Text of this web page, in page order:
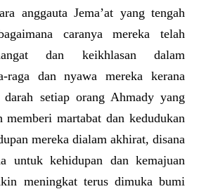
anggauta Jema’at yang tengah
caranya mereka telah
dan keikhlasan dalam
raga dan nyawa mereka kerana
setiap orang Ahmady yang
memberi martabat dan kedudukan
mereka dialam akhirat, disana
untuk kehidupan dan kemajuan
meningkat terus dimuka bumi